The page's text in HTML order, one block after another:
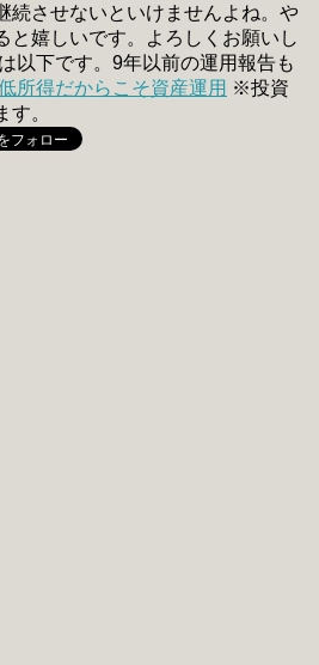
続させないといけませんよね。や
と嬉しいです。よろしくお願いし
以下です。9年以前の運用報告も
所得だからこそ資産運用 ※投資
。